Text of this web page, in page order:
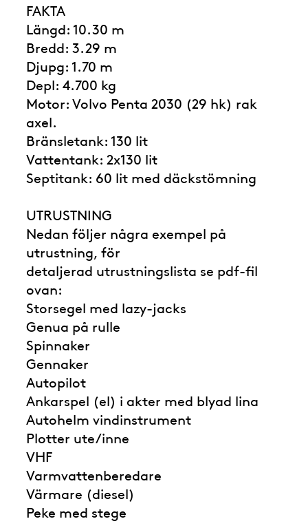
FAKTA
Längd: 10.30 m
Bredd: 3.29 m
Djupg: 1.70 m
Depl: 4.700 kg
Motor: Volvo Penta 2030 (29 hk) rak
axel.
Bränsletank: 130 lit
Vattentank: 2x130 lit
Septitank: 60 lit med däckstömning
UTRUSTNING
Nedan följer några exempel på
utrustning, för
detaljerad utrustningslista se pdf-fil
ovan:
Storsegel med lazy-jacks
Genua på rulle
Spinnaker
Gennaker
Autopilot
Ankarspel (el) i akter med blyad lina
Autohelm vindinstrument
Plotter ute/inne
VHF
Varmvattenberedare
Värmare (diesel)
Peke med stege